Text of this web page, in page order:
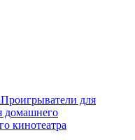
Проигрыватели для
домашнего
кинотеатра